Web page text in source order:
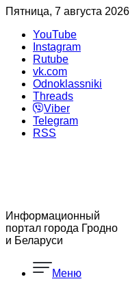
Пятница, 7 августа 2026
YouTube
Instagram
Rutube
vk.com
Odnoklassniki
Threads
Viber
Telegram
RSS
Информационный
портал города Гродно
и Беларуси
Меню